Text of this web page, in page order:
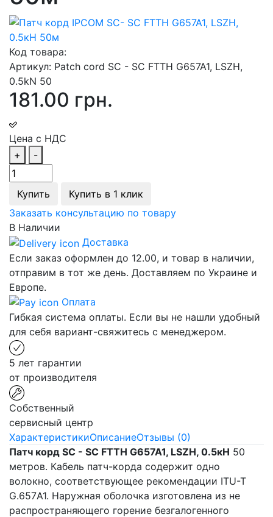
Код товара:
Артикул: Patch cord SC - SC FTTH G657A1, LSZH,
0.5kN 50
181.00 грн.
Цена с НДС
+
-
Купить
Купить в 1 клик
Заказать консультацию по товару
В Наличии
Доставка
Если заказ оформлен до 12.00, и товар в наличии,
отправим в тот же день. Доставляем по Украине и
Европе.
Оплата
Гибкая система оплаты. Если вы не нашли удобный
для себя вариант-свяжитесь с менеджером.
5 лет гарантии
от производителя
Собственный
сервисный центр
ХарактеристикиОписаниеОтзывы (0)
Патч корд SC - SC FTTH G657A1, LSZH, 0.5кН 50
метров. Кабель патч-корда содержит одно
волокно, соответствующее рекомендации ITU-T
G.657А1. Наружная оболочка изготовлена из не
распространяющего горение безгалогенного